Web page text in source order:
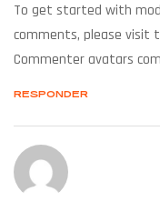
To get started with
comments, please visit
Commenter avatars
RESPONDER